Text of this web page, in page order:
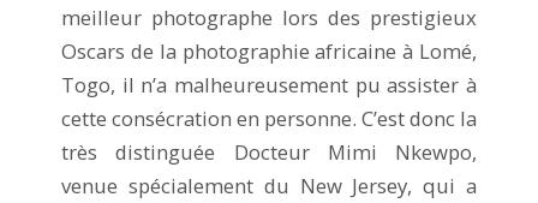
meilleur photographe lors des prestigieux
Oscars de la photographie africaine à Lomé,
Togo, il n’a malheureusement pu assister à
cette consécration en personne. C’est donc la
très distinguée Docteur Mimi Nkewpo,
venue spécialement du New Jersey, qui a